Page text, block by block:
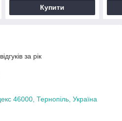
Купити
за рік
46000, Тернопіль, Україна